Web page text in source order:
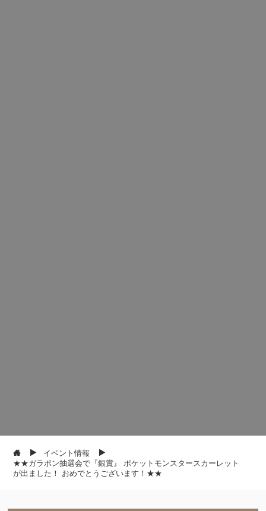
イベント情報
★★ガラポン抽選会で『銀賞』 ポケットモンスタースカーレット
が出ました！ おめでとうございます！★★